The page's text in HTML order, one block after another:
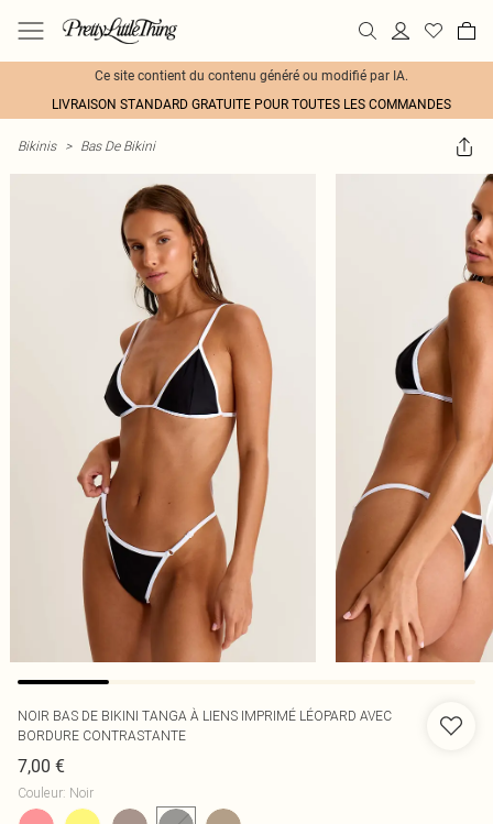
Ce site contient du contenu généré ou modifié par IA.
LIVRAISON STANDARD GRATUITE POUR TOUTES LES COMMANDES
Bikinis > Bas De Bikini
NOIR BAS DE BIKINI TANGA À LIENS IMPRIMÉ LÉOPARD AVEC
BORDURE CONTRASTANTE
7,00 €
Couleur: Noir